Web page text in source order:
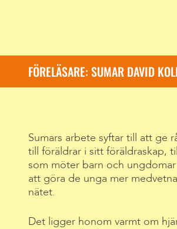
FÖRELÄSARE: SUMAR DAVID
Sumars arbete syftar till att ge
till föräldrar i sitt föräldraskap,
som möter barn och
att göra de unga mer
nätet.
Det ligger honom varmt om